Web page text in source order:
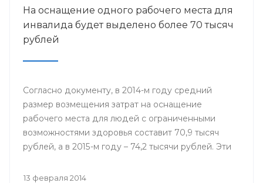
На оснащение одного рабочего места для
инвалида будет выделено более 70 тысяч
рублей
Согласно документу, в 2014-м году средний
размер возмещения затрат на оснащение
рабочего места для людей с ограниченными
возможностями здоровья составит 70,9 тысяч
рублей, а в 2015-м году – 74,2 тысячи рублей. Эти
федеральной казны в виде субсидий на
13 февраля 2014